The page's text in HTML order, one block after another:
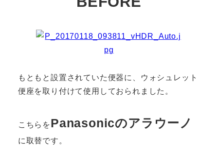
もともと設置されていた便器に、ウォシュレット
便座を取り付けて使用しておられました。
こちらをPanasonicのアラウーノ
に取替です。